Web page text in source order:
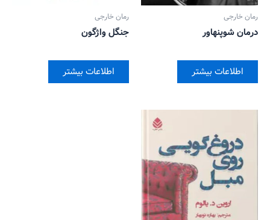
رمان خارجی
درمان شوپنهاور
اطلاعات بیشتر
رمان خارجی
جنگل واژگون
اطلاعات بیشتر